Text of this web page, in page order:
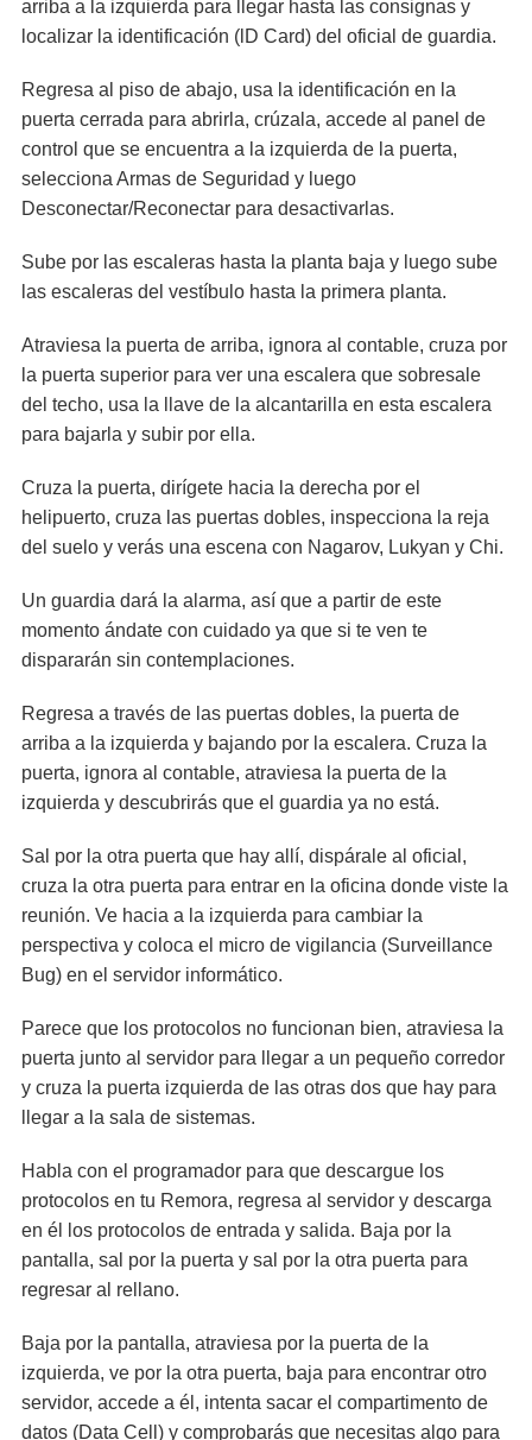
arriba a la izquierda para llegar hasta las consignas y
localizar la identificación (lD Card) del oficial de guardia.
Regresa al piso de abajo, usa la identificación en la
puerta cerrada para abrirla, crúzala, accede al panel de
control que se encuentra a la izquierda de la puerta,
selecciona Armas de Seguridad y luego
Desconectar/Reconectar para desactivarlas.
Sube por las escaleras hasta la planta baja y luego sube
las escaleras del vestíbulo hasta la primera planta.
Atraviesa la puerta de arriba, ignora al contable, cruza por
la puerta superior para ver una escalera que sobresale
del techo, usa la llave de la alcantarilla en esta escalera
para bajarla y subir por ella.
Cruza la puerta, dirígete hacia la derecha por el
helipuerto, cruza las puertas dobles, inspecciona la reja
del suelo y verás una escena con Nagarov, Lukyan y Chi.
Un guardia dará la alarma, así que a partir de este
momento ándate con cuidado ya que si te ven te
dispararán sin contemplaciones.
Regresa a través de las puertas dobles, la puerta de
arriba a la izquierda y bajando por la escalera. Cruza la
puerta, ignora al contable, atraviesa la puerta de la
izquierda y descubrirás que el guardia ya no está.
Sal por la otra puerta que hay allí, dispárale al oficial,
cruza la otra puerta para entrar en la oficina donde viste la
reunión. Ve hacia a la izquierda para cambiar la
perspectiva y coloca el micro de vigilancia (Surveillance
Bug) en el servidor informático.
Parece que los protocolos no funcionan bien, atraviesa la
puerta junto al servidor para llegar a un pequeño corredor
y cruza la puerta izquierda de las otras dos que hay para
llegar a la sala de sistemas.
Habla con el programador para que descargue los
protocolos en tu Remora, regresa al servidor y descarga
en él los protocolos de entrada y salida. Baja por la
pantalla, sal por la puerta y sal por la otra puerta para
regresar al rellano.
Baja por la pantalla, atraviesa por la puerta de la
izquierda, ve por la otra puerta, baja para encontrar otro
servidor, accede a él, intenta sacar el compartimento de
datos (Data Cell) y comprobarás que necesitas algo para